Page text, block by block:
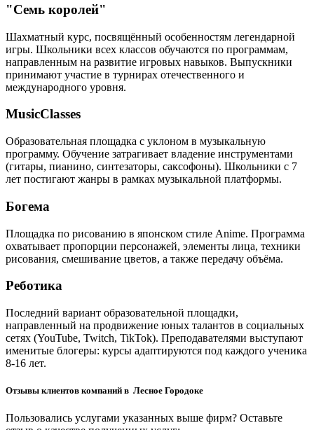
"Семь королей"
Шахматный курс, посвящённый особенностям легендарной
игры. Школьники всех классов обучаются по программам,
направленным на развитие игровых навыков. Выпускники
принимают участие в турнирах отечественного и
международного уровня.
MusicClasses
Образовательная площадка с уклоном в музыкальную
программу. Обучение затрагивает владение инструментами
(гитары, пианино, синтезаторы, саксофоны). Школьники с 7
лет постигают жанры в рамках музыкальной платформы.
Богема
Площадка по рисованию в японском стиле Anime. Программа
охватывает пропорции персонажей, элементы лица, техники
рисования, смешивание цветов, а также передачу объёма.
Реботика
Последний вариант образовательной площадки,
направленный на продвижение юных талантов в социальных
сетях (YouTube, Twitch, TikTok). Преподавателями выступают
именитые блогеры: курсы адаптируются под каждого ученика
8-16 лет.
Отзывы клиентов компаний в Лесное Городоке
Пользовались услугами указанных выше фирм? Оставьте